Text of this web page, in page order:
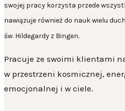
swojej pracy korzysta przede
nawiązuje również do nauk wielu
św. Hildegardy z Bingen.
Pracuje ze swoimi klientami
w przestrzeni kosmicznej,
emocjonalnej i w ciele.